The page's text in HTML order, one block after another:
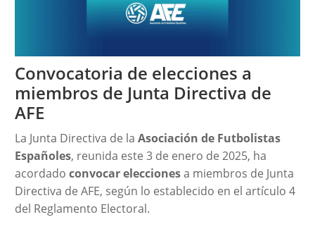
Convocatoria de elecciones a
miembros de Junta Directiva de
AFE
La Junta Directiva de laAsociación de Futbolistas
Españoles, reunida este 3 de enero de 2025, ha
acordadoconvocar eleccionesa miembros de Junta
Directiva de AFE, según lo establecido en el artículo 4
del Reglamento Electoral.